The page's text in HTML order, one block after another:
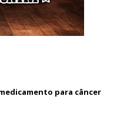
para câncer